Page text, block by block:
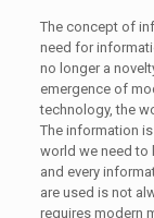
The concept of
need for
no longer a
emergence of
technology, the
The information
world we need to
and every
are used is not
requires modern